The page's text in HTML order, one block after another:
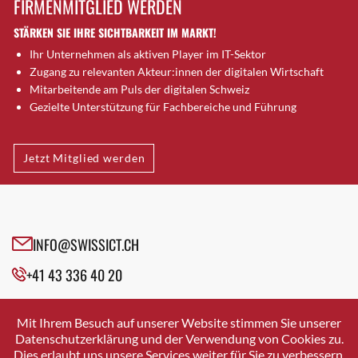
Brugg AG
Brütten
Bubendorf
Bubikon
Buchs (SG)
Bäretswil
Bülach
Cazis
Crissier
Davos Platz
Dierikon
Dietikon
FIRMENMITGLIED WERDEN
STÄRKEN SIE IHRE SICHTBARKEIT IM MARKT!
Ihr Unternehmen als aktiven Player im IT-Sektor
Zugang zu relevanten Akteur:innen der digitalen Wirtschaft
Mitarbeitende am Puls der digitalen Schweiz
Gezielte Unterstützung für Fachbereiche und Führung
Jetzt Mitglied werden
INFO@SWISSICT.CH
+41 43 336 40 20
SWISSICT
VULKANSTRASSE 120
8048 ZURICH
Mit Ihrem Besuch auf unserer Website stimmen Sie unserer
Datenschutzerklärung und der Verwendung von Cookies zu.
Dies erlaubt uns unsere Services weiter für Sie zu verbessern.